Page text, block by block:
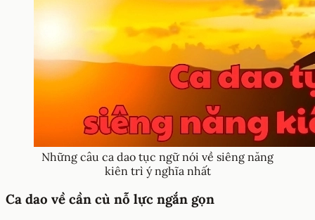
Những câu ca dao tục ngữ nói về siêng năng
kiên trì ý nghĩa nhất
Ca dao về cần cù nỗ lực ngắn gọn